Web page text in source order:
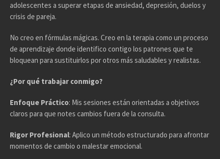
adolescentes a superar etapas de ansiedad, depresión, duelos y
crisis de pareja.
No creo en fórmulas mágicas. Creo en la terapia como un proceso
de aprendizaje donde identifico contigo los patrones que te
bloquean para sustituirlos por otros más saludables y realistas.
¿Por qué trabajar conmigo?
Enfoque Práctico: Mis sesiones están orientadas a objetivos
claros para que notes cambios fuera de la consulta.
Rigor Profesional: Aplico un método estructurado para afrontar
momentos de cambio o malestar emocional.